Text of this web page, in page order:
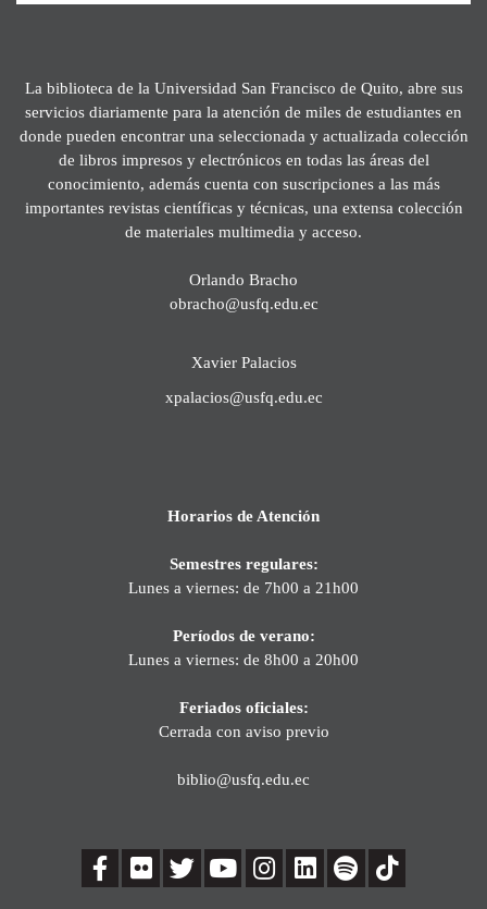
La biblioteca de la Universidad San Francisco de Quito, abre sus
servicios diariamente para la atención de miles de estudiantes en
donde pueden encontrar una seleccionada y actualizada colección
de libros impresos y electrónicos en todas las áreas del
conocimiento, además cuenta con suscripciones a las más
importantes revistas científicas y técnicas, una extensa colección
de materiales multimedia y acceso.
Orlando Bracho
obracho@usfq.edu.ec
Xavier Palacios
xpalacios@usfq.edu.ec
Horarios de Atención
Semestres regulares:
Lunes a viernes: de 7h00 a 21h00
Períodos de verano:
Lunes a viernes: de 8h00 a 20h00
Feriados oficiales:
Cerrada con aviso previo
biblio@usfq.edu.ec